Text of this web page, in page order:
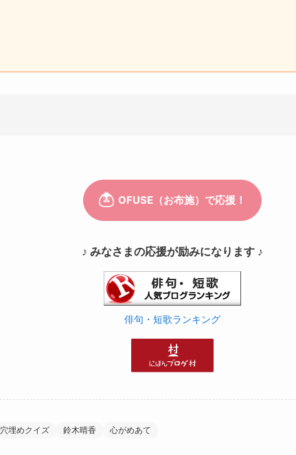
♪ みなさまの応援が励みになります ♪
俳句・短歌ランキング
穴埋めクイズ 鈴木晴香 心がめあて